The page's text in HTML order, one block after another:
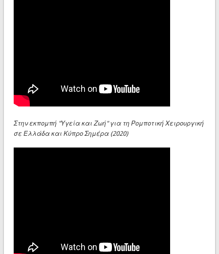
Στην εκπομπή "Υγεία και Ζωή" για τη Ρομποτική Χειρουργική
σε Ελλάδα και Κύπρο Σημέρα (2020)